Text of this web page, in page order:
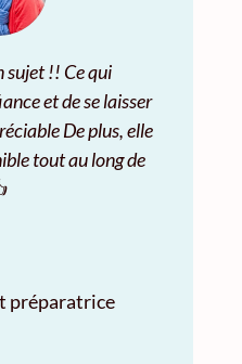
sujet !! Ce qui
et de se laisser
De plus, elle
tout au long de
préparatrice